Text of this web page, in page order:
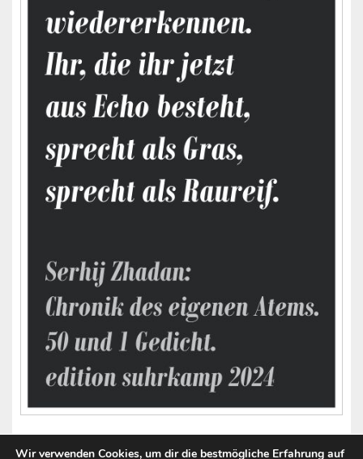
Wir verwenden Cookies, um dir die bestmögliche Erfahrung auf